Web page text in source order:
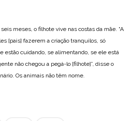
meses, o filhote vive nas costas da mãe. “A
[pais] fazerem a criação tranquilos, só
estão cuidando, se alimentando, se ele está
não chegou a pegá-lo [filhote]”, disse o
Os animais não têm nome.